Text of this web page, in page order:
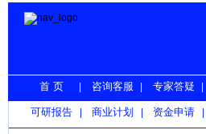
首 页 咨询客服 专家答疑
可研报告 商业计划 资金申请